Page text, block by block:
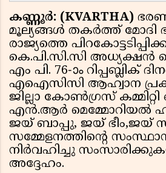
കണ്ണൂർ: (KVARTHA)
മൂല്യങ്ങൾ തകർത്ത് മോദി
രാജ്യത്തെ
കെ.പി.സി.സി
എം പി. 76-ാം റിപ്പബ്ലിക്
എഐസിസി ആഹ്വാന
ജില്ലാ കോൺഗ്രസ്
എൻ.ആർ മെമ്മോറിയൽ
ജയ് ബാപ്പു, ജയ് ഭീം,ജയ്
സമ്മേളനത്തിൻ്റെ
നിർവഹിച്ചു
അദ്ദേഹം.